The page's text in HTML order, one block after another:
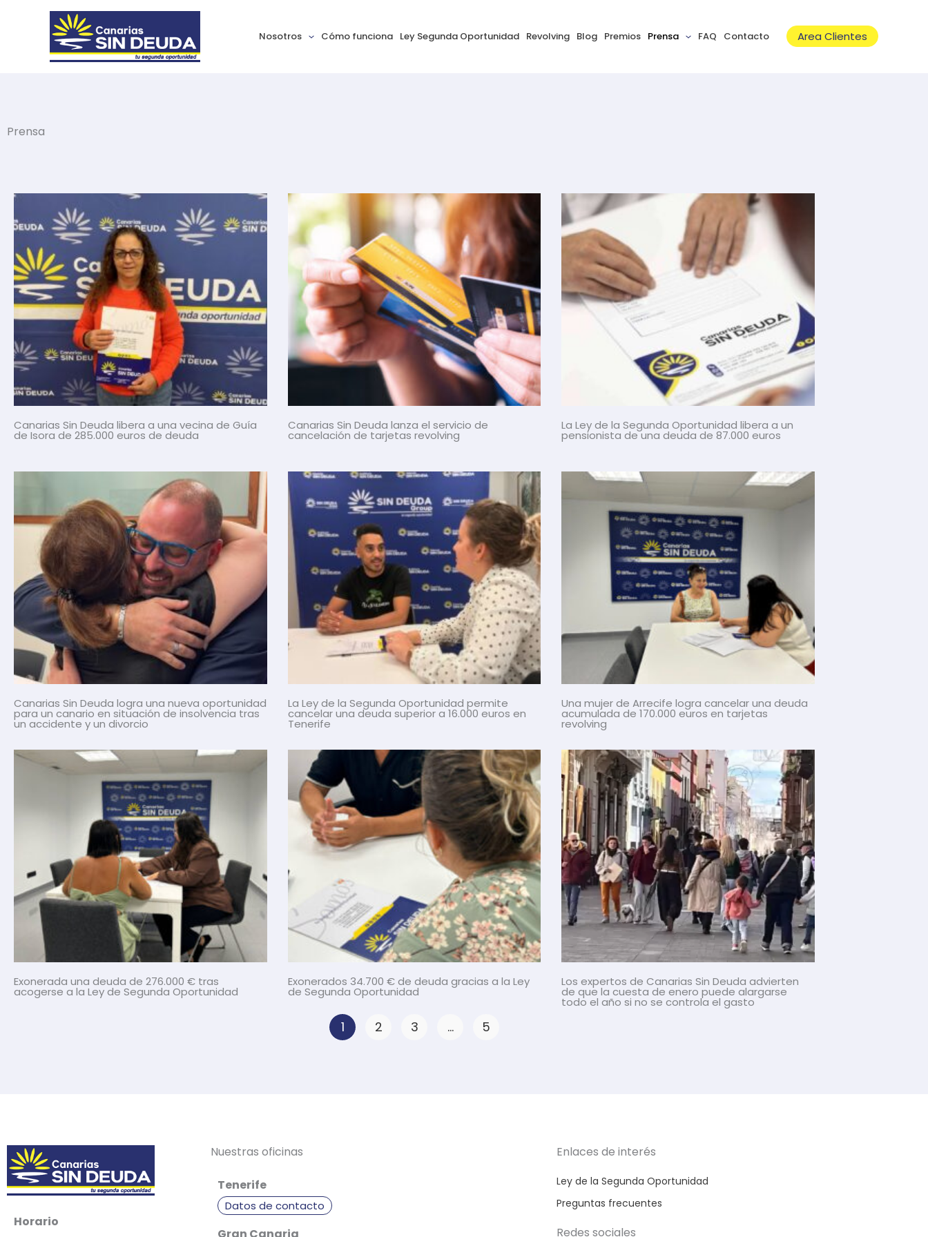
contenido
Nosotros Cómo funciona Ley Segunda Oportunidad Revolving Blog Premios Prensa FAQ Contacto Area Clientes
Prensa
Canarias Sin Deuda libera a una vecina de Guía
de Isora de 285.000 euros de deuda
Canarias Sin Deuda lanza el servicio de
cancelación de tarjetas revolving
La Ley de la Segunda Oportunidad libera a un
pensionista de una deuda de 87.000 euros
Canarias Sin Deuda logra una nueva oportunidad
para un canario en situación de insolvencia tras
un accidente y un divorcio
La Ley de la Segunda Oportunidad permite
cancelar una deuda superior a 16.000 euros en
Tenerife
Una mujer de Arrecife logra cancelar una deuda
acumulada de 170.000 euros en tarjetas
revolving
Exonerada una deuda de 276.000 € tras
acogerse a la Ley de Segunda Oportunidad
Exonerados 34.700 € de deuda gracias a la Ley
de Segunda Oportunidad
Los expertos de Canarias Sin Deuda advierten
de que la cuesta de enero puede alargarse
todo el año si no se controla el gasto
P1
P
2
P
3 …
P
5
Horario
Nuestras oficinas
Tenerife
Datos de contacto
Enlaces de interés
Ley de la Segunda Oportunidad
Preguntas frecuentes
Redes sociales